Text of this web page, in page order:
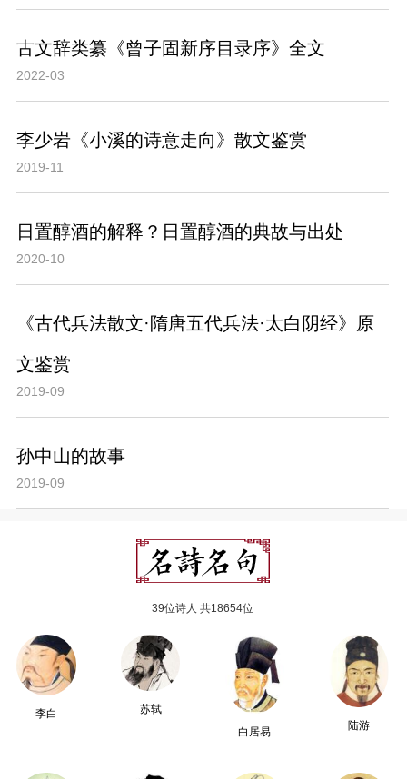
古文辞类纂《曾子固新序目录序》全文
2022-03
李少岩《小溪的诗意走向》散文鉴赏
2019-11
日置醇酒的解释？日置醇酒的典故与出处
2020-10
《古代兵法散文·隋唐五代兵法·太白阴经》原
文鉴赏
2019-09
孙中山的故事
2019-09
39位诗人 共18654位
李白
苏轼
白居易
陆游